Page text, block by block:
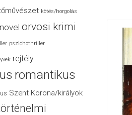
kötés/horgolás
novel orvosi krimi
pszichothriller
rejtély
romantikus
Szent Korona/királyok